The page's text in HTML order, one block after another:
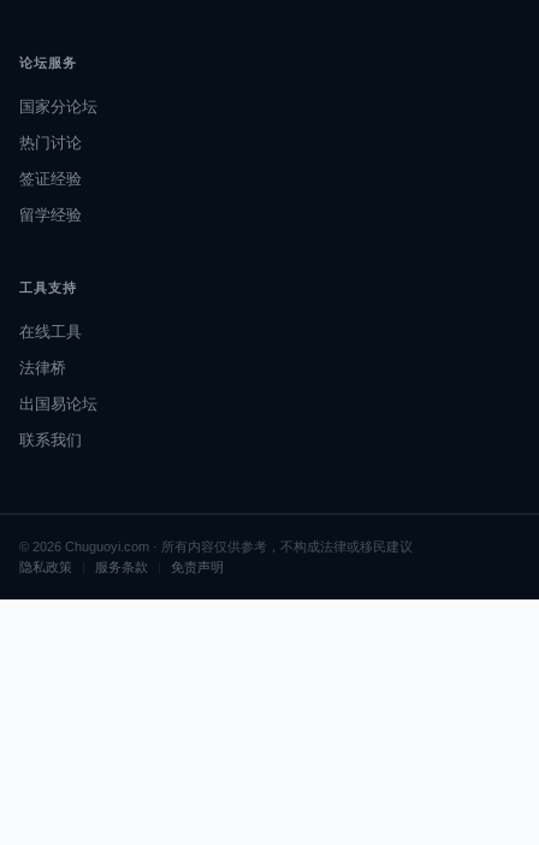
论坛服务
国家分论坛
热门讨论
签证经验
留学经验
工具支持
在线工具
法律桥
出国易论坛
联系我们
© 2026 Chuguoyi.com · 所有内容仅供参考，不构成法律或移民建议
隐私政策
服务条款 免责声明